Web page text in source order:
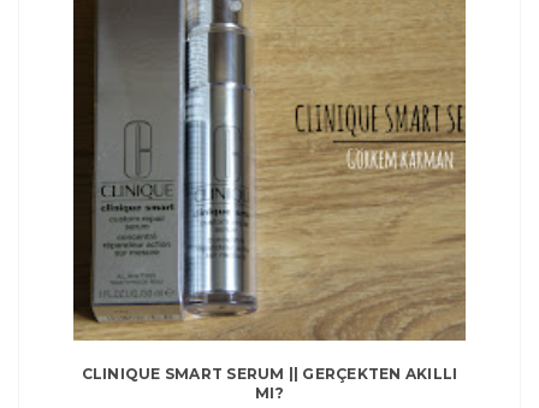
CLINIQUE SMART SERUM || GERÇEKTEN AKILLI
MI?